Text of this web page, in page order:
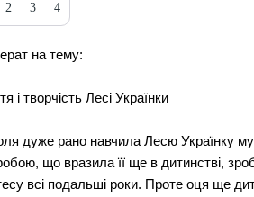
2 3 4
на тему:
і творчість Лесі Українки
дуже рано навчила Лесю Українку
що вразила її ще в дитинстві,
всі подальші роки. Проте оця ще